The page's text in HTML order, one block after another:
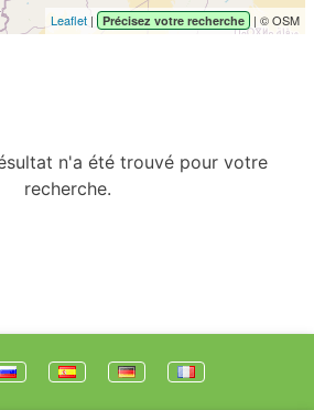
Leaflet | Précisez votre recherche | © OSM
n'a été trouvé pour votre
recherche.